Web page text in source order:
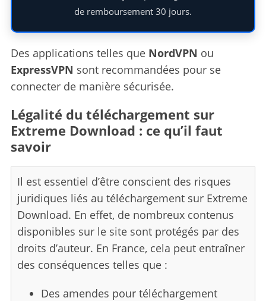
de remboursement 30 jours.
Des applications telles que NordVPN ou
ExpressVPN sont recommandées pour se
connecter de manière sécurisée.
Légalité du téléchargement sur
Extreme Download : ce qu’il faut
savoir
Il est essentiel d’être conscient des risques
juridiques liés au téléchargement sur Extreme
Download. En effet, de nombreux contenus
disponibles sur le site sont protégés par des
droits d’auteur. En France, cela peut entraîner
des conséquences telles que :
Des amendes pour téléchargement